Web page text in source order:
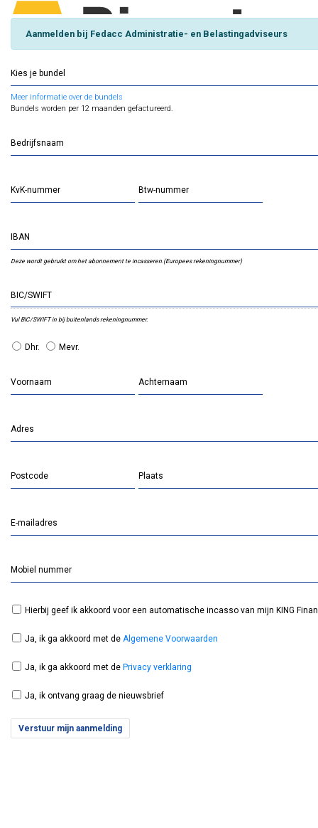
Aanmelden bij Fedacc Administratie- en Belastingadviseurs
Kies je bundel
Meer informatie over de bundels
Bundels worden per 12 maanden gefactureerd.
Bedrijfsnaam
KvK-nummer Btw-nummer
IBAN
Deze wordt gebruikt om het abonnement te incasseren.(Europees rekeningnummer)
BIC/SWIFT
Vul BIC/SWIFT in bij buitenlands rekeningnummer.
Dhr. Mevr.
Voornaam Achternaam
Adres
Postcode Plaats
E-mailadres
Mobiel nummer
Hierbij geef ik akkoord voor een automatische incasso van mijn KING
Ja, ik ga akkoord met de Algemene Voorwaarden
Ja, ik ga akkoord met de Privacy verklaring
Ja, ik ontvang graag de nieuwsbrief
Verstuur mijn aanmelding